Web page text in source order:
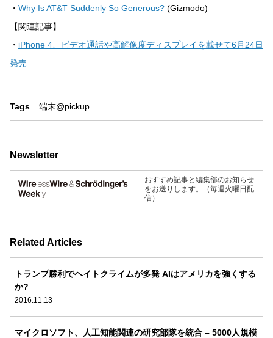
・ Why Is AT&T Suddenly So Generous? (Gizmodo)
【関連記事】
・ iPhone 4、ビデオ通話や高解像度ディスプレイを載せて6月24日
発売
Tags 端末@pickup
Newsletter
おすすめ記事と編集部のお知らせ
をお送りします。（毎週火曜日配
信）
Related Articles
トランプ勝利でヘイトクライムが多発 AIはアメリカを強くする
か?
2016.11.13
マイクロソフト、人工知能関連の研究部隊を統合 – 5000人規模